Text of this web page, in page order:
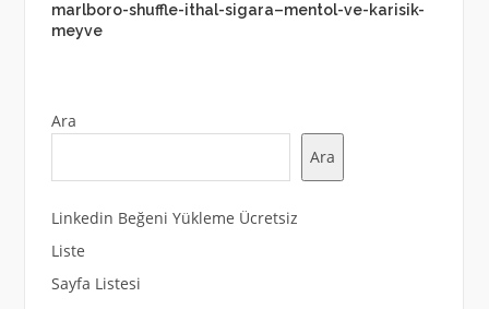
marlboro-shuffle-ithal-sigara–mentol-ve-karisik-
meyve
Ara
Ara
Linkedin Beğeni Yükleme Ücretsiz
Liste
Sayfa Listesi